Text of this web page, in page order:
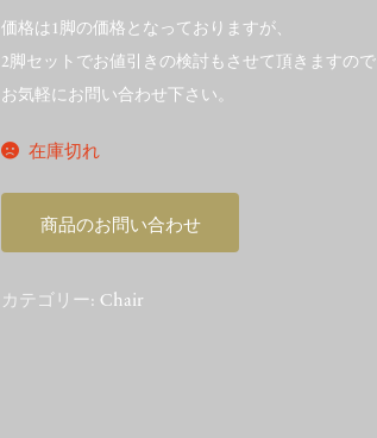
価格は1脚の価格となっておりますが、
2脚セットでお値引きの検討もさせて頂きますので
お気軽にお問い合わせ下さい。
在庫切れ
商品のお問い合わせ
カテゴリー: Chair